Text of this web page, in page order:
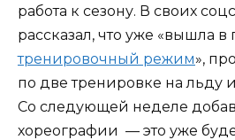
работа к сезону. В своих
рассказал, что уже «вышла
тренировочный режим»,
по две тренировке на льду
Со следующей неделе
хореографии — это уже